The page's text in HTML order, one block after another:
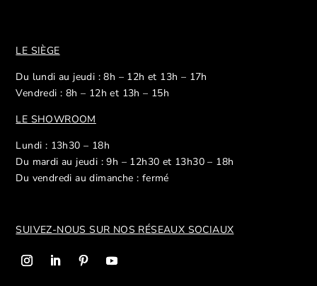
LE SIÈGE
Du lundi au jeudi : 8h – 12h et 13h – 17h
Vendredi : 8h – 12h et 13h – 15h
LE SHOWROOM
Lundi : 13h30 – 18h
Du mardi au jeudi : 9h – 12h30 et 13h30 – 18h
Du vendredi au dimanche : fermé
SUIVEZ-NOUS SUR NOS RÉSEAUX SOCIAUX